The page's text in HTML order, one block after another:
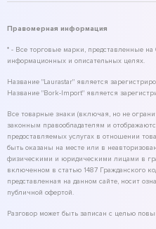
Правомерная информация
* - Все торговые марки, представленные
информационных и описательных целях.
Название "Laurastar" является
Название "Bork-Import" является
Все товарные знаки (включая, но не
законным правообладателям и
предоставляемых услугах в отношении
быть оказаны на месте или в
физическими и юридическими лицами в
включенном в статью 1487 Гражданского
представленная на данном сайте, носит
публичной офертой.
Разговор может быть записан с целью